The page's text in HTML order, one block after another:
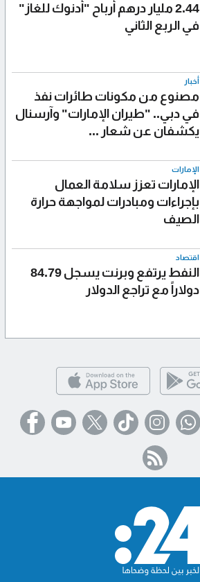
2.44 مليار درهم أرباح "أدنوك للغاز"
في الربع الثاني
أخبار
مصنوع من مكونات طائرات نفذ
في دبي.. "طيران الإمارات" وآرسنال
يكشفان عن شعار ...
الإمارات
الإمارات تعزز سلامة العمال
بإجراءات ومبادرات لمواجهة حرارة
الصيف
اقتصاد
النفط يرتفع وبرنت يسجل 84.79
دولاراً مع تراجع الدولار